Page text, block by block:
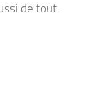
de tout.